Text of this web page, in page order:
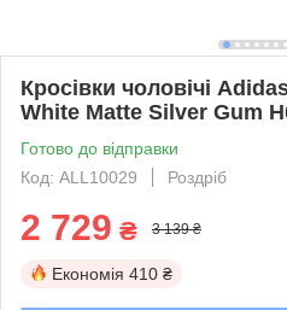
Кросівки чоловічі
White Matte Silver Gum
Готово до відправки
Код: ALL10029
Роздріб
2 729 ₴ 3 139 ₴
Економія 410 ₴